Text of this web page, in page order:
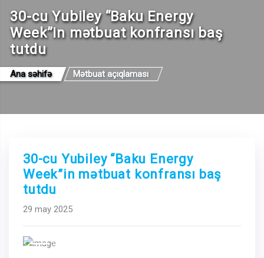
30-cu Yubiley “Baku Energy
Week”in mətbuat konfransı baş
tutdu
Ana səhifə Mətbuat açıqlaması
30-cu Yubiley “Baku Energy
Week”in mətbuat konfransı baş
tutdu
29 may 2025
PreviousNext